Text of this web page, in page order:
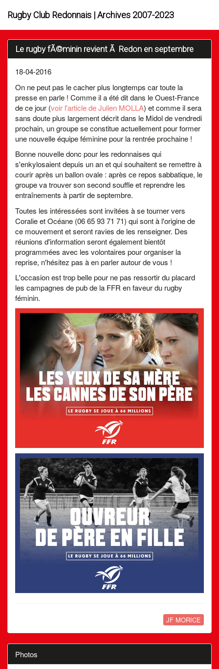
Rugby Club Redonnais | Archives 2007-2023
Le rugby fÃ©minin revient Ã Redon en septembre
18-04-2016
On ne peut pas le cacher plus longtemps car toute la
presse en parle ! Comme il a été dit dans le Ouest-France
de ce jour (voir l'article de Julien MOLLA) et comme il sera
sans doute plus largement décrit dans le Midol de vendredi
prochain, un groupe se constitue actuellement pour former
une nouvelle équipe féminine pour la rentrée prochaine !
Bonne nouvelle donc pour les redonnaises qui
s'enkylosaient depuis un an et qui souhaitent se remettre à
courir après un ballon ovale : après ce repos sabbatique, le
groupe va trouver son second souffle et reprendre les
entraînements à partir de septembre.
Toutes les intéressées sont invitées à se tourner vers
Coralie et Océane (06 65 93 71 71) qui sont à l'origine de
ce mouvement et seront ravies de les renseigner. Des
réunions d'information seront également bientôt
programmées avec les volontaires pour organiser la
reprise, n'hésitez pas à en parler autour de vous !
L'occasion est trop belle pour ne pas ressortir du placard
les campagnes de pub de la FFR en faveur du rugby
féminin.
JF MORICE
Photos